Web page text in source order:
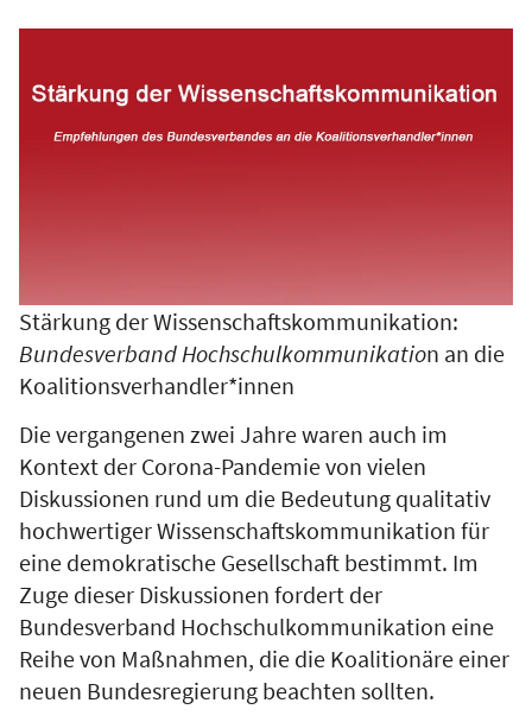
Stärkung der Wissenschaftskommunikation:
Bundesverband Hochschulkommunikation an die
Koalitionsverhandler*innen
Die vergangenen zwei Jahre waren auch im
Kontext der Corona-Pandemie von vielen
Diskussionen rund um die Bedeutung qualitativ
hochwertiger Wissenschaftskommunikation für
eine demokratische Gesellschaft bestimmt. Im
Zuge dieser Diskussionen fordert der
Bundesverband Hochschulkommunikation eine
Reihe von Maßnahmen, die die Koalitionäre einer
neuen Bundesregierung beachten sollten.